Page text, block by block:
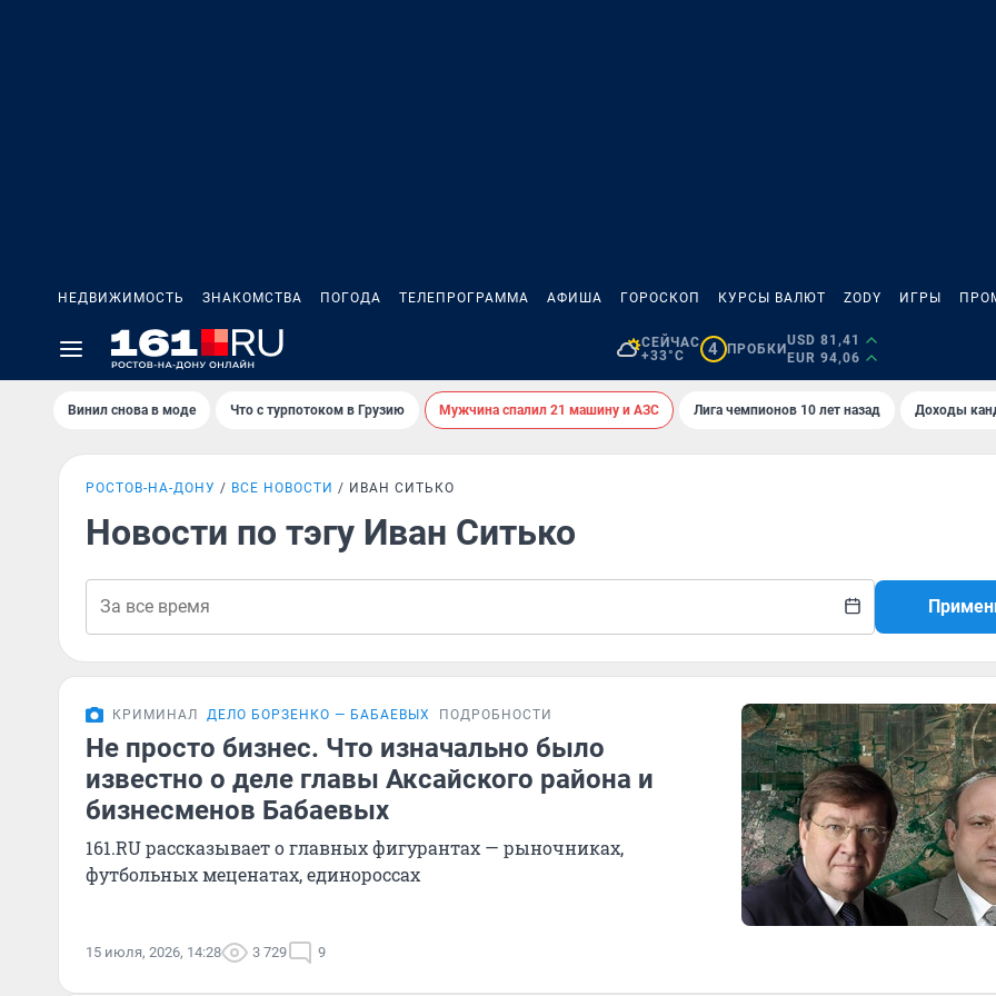
НЕДВИЖИМОСТЬ ЗНАКОМСТВА ПОГОДА ТЕЛЕПРОГРАММА АФИША ГОРОСКОП КУРСЫ ВАЛЮТ ZODY ИГРЫ
СЕЙЧАС
+33°C
4 ПРОБКИ
USD 81,41
EUR 94,06
Винил снова в моде Что с турпотоком в Грузию Мужчина спалил 21 машину и АЗС Лига чемпионов 10 лет назад Доходы
РОСТОВ-НА-ДОНУ ВСЕ НОВОСТИ ИВАН СИТЬКО
Новости по тэгу Иван Ситько
КРИМИНАЛ ДЕЛО БОРЗЕНКО — БАБАЕВЫХ ПОДРОБНОСТИ
Не просто бизнес. Что изначально было
известно о деле главы Аксайского района и
бизнесменов Бабаевых
161.RU рассказывает о главных фигурантах — рыночниках,
футбольных меценатах, единороссах
15 июля, 2026, 14:28 3 729 9